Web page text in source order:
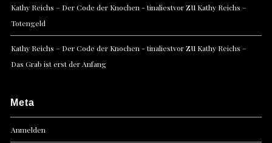
Kathy Reichs – Der Code der Knochen - tinaliestvorzu Kathy Reichs –
Totengeld
Kathy Reichs – Der Code der Knochen - tinaliestvorzu Kathy Reichs –
Das Grab ist erst der Anfang
Meta
Anmelden